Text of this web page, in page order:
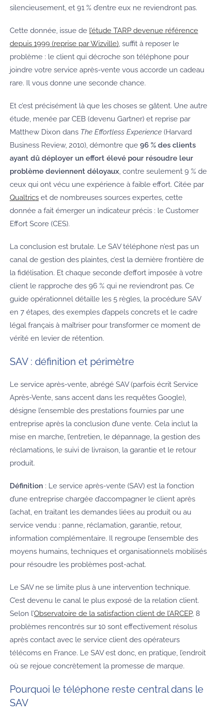
silencieusement, et 91 % d’entre eux ne reviendront pas.
Cette donnée, issue de l’étude TARP devenue référence
depuis 1999 (reprise par Wizville), suffit à reposer le
problème : le client qui décroche son téléphone pour
joindre votre service après-vente vous accorde un cadeau
rare. Il vous donne une seconde chance.
Et c’est précisément là que les choses se gâtent. Une autre
étude, menée par CEB (devenu Gartner) et reprise par
Matthew Dixon dans The Effortless Experience (Harvard
Business Review, 2010), démontre que 96 % des clients
ayant dû déployer un effort élevé pour résoudre leur
problème deviennent déloyaux, contre seulement 9 % de
ceux qui ont vécu une expérience à faible effort. Citée par
Qualtrics et de nombreuses sources expertes, cette
donnée a fait émerger un indicateur précis : le Customer
Effort Score (CES).
La conclusion est brutale. Le SAV téléphone n’est pas un
canal de gestion des plaintes, c’est la dernière frontière de
la fidélisation. Et chaque seconde d’effort imposée à votre
client le rapproche des 96 % qui ne reviendront pas. Ce
guide opérationnel détaille les 5 règles, la procédure SAV
en 7 étapes, des exemples d’appels concrets et le cadre
légal français à maîtriser pour transformer ce moment de
vérité en levier de rétention.
SAV : définition et périmètre
Le service après-vente, abrégé SAV (parfois écrit Service
Après-Vente, sans accent dans les requêtes Google),
désigne l’ensemble des prestations fournies par une
entreprise après la conclusion d’une vente. Cela inclut la
mise en marche, l’entretien, le dépannage, la gestion des
réclamations, le suivi de livraison, la garantie et le retour
produit.
Définition : Le service après-vente (SAV) est la fonction
d’une entreprise chargée d’accompagner le client après
l’achat, en traitant les demandes liées au produit ou au
service vendu : panne, réclamation, garantie, retour,
information complémentaire. Il regroupe l’ensemble des
moyens humains, techniques et organisationnels mobilisés
pour résoudre les problèmes post-achat.
Le SAV ne se limite plus à une intervention technique.
C’est devenu le canal le plus exposé de la relation client.
Selon l’Observatoire de la satisfaction client de l’ARCEP, 8
problèmes rencontrés sur 10 sont effectivement résolus
après contact avec le service client des opérateurs
télécoms en France. Le SAV est donc, en pratique, l’endroit
où se rejoue concrètement la promesse de marque.
Pourquoi le téléphone reste central dans le
SAV